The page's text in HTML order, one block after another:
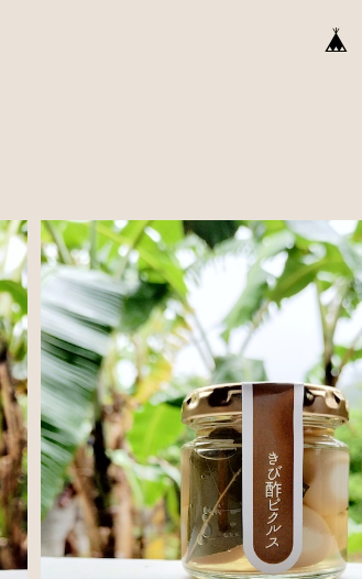
うずら卵きび酢ピクルス
¥600